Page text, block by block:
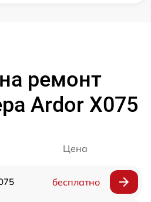
ремонт
Ardor X075
Цена
бесплатно